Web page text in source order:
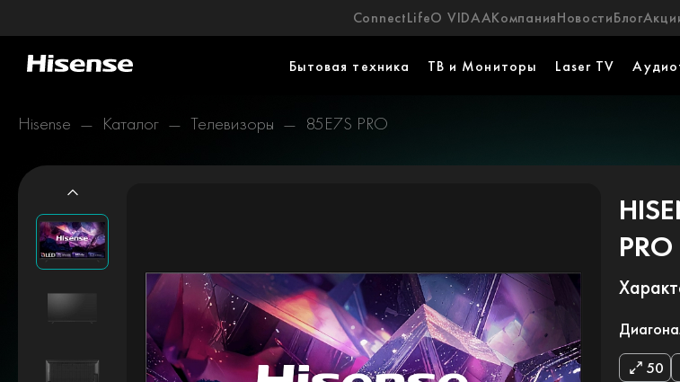
ConnectLifeО VIDAAКомпанияНовостиБлог
Бытовая техника ТВ и Мониторы Laser TV
Hisense Каталог Телевизоры 85E7S PRO
PRO
50